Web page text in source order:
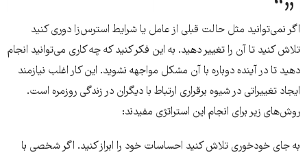
اگر نمی‌توانید مثل حالت قبلی از عامل یا شرایط استرس‌زا دوری کنید
تلاش کنید تا آن را تغییر دهید. به این فکر کنید که چه کاری می‌توانید انجام
دهید تا در آینده دوباره با آن مشکل مواجهه نشوید. این کار اغلب نیازمند
ایجاد تغییراتی در شیوه برقراری ارتباط با دیگران در زندگی روزمره است.
روش‌های زیر برای انجام این استراتژی مفیدند:
به جای خودخوری تلاش کنید احساسات خود را ابراز کنید. اگر شخصی با